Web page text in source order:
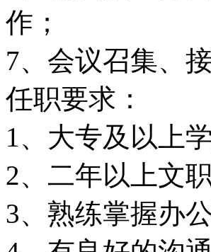
作；
7、会议召集、
任职要求：
1、大专及以上学
2、二年以上文
3、熟练掌握办